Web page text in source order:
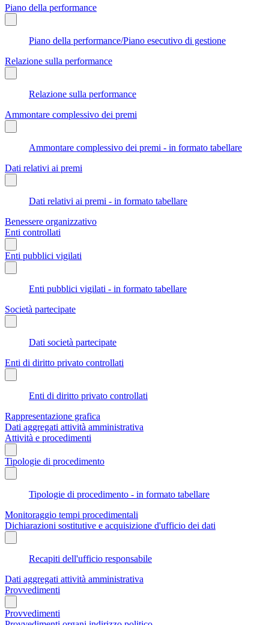
Piano della performance
Piano della performance/Piano esecutivo di gestione
Relazione sulla performance
Relazione sulla performance
Ammontare complessivo dei premi
Ammontare complessivo dei premi - in formato tabellare
Dati relativi ai premi
Dati relativi ai premi - in formato tabellare
Benessere organizzativo
Enti controllati
Enti pubblici vigilati
Enti pubblici vigilati - in formato tabellare
Società partecipate
Dati società partecipate
Enti di diritto privato controllati
Enti di diritto privato controllati
Rappresentazione grafica
Dati aggregati attività amministrativa
Attività e procedimenti
Tipologie di procedimento
Tipologie di procedimento - in formato tabellare
Monitoraggio tempi procedimentali
Dichiarazioni sostitutive e acquisizione d'ufficio dei dati
Recapiti dell'ufficio responsabile
Dati aggregati attività amministrativa
Provvedimenti
Provvedimenti